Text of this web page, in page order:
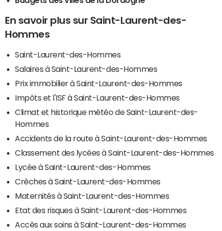
En savoir plus sur Saint-Laurent-des-
Hommes
Saint-Laurent-des-Hommes
Salaires à Saint-Laurent-des-Hommes
Prix immobilier à Saint-Laurent-des-Hommes
Impôts et l'ISF à Saint-Laurent-des-Hommes
Climat et historique météo de Saint-Laurent-des-
Hommes
Accidents de la route à Saint-Laurent-des-Hommes
Classement des lycées à Saint-Laurent-des-Hommes
Lycée à Saint-Laurent-des-Hommes
Crèches à Saint-Laurent-des-Hommes
Maternités à Saint-Laurent-des-Hommes
Etat des risques à Saint-Laurent-des-Hommes
Accès aux soins à Saint-Laurent-des-Hommes